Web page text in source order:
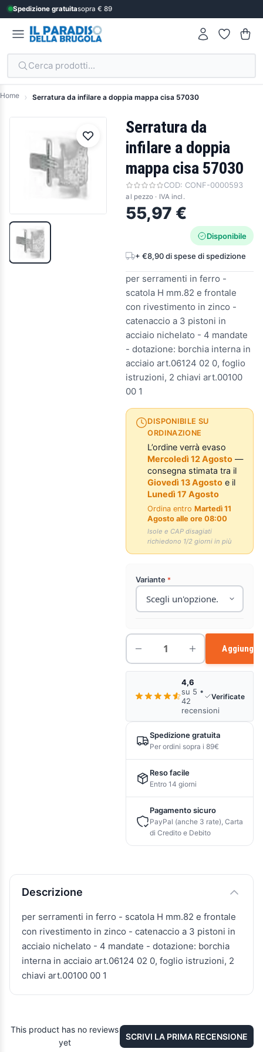
Spedizione gratuitasopra € 89
Cerca prodotti...
Home Serratura da infilare a doppia mappa cisa 57030
Serratura da
infilare a doppia
mappa cisa 57030
COD: CONF-0000593
al pezzo · IVA incl.
55,97 €
Disponibile
+ €8,90 di spese di spedizione
per serramenti in ferro -
scatola H mm.82 e frontale
con rivestimento in zinco -
catenaccio a 3 pistoni in
acciaio nichelato - 4 mandate
- dotazione: borchia interna in
acciaio art.06124 02 0, foglio
istruzioni, 2 chiavi art.00100
00 1
DISPONIBILE SU
ORDINAZIONE
L’ordine verrà evaso
Mercoledì 12 Agosto —
consegna stimata tra il
Giovedì 13 Agosto e il
Lunedì 17 Agosto
Ordina entroMartedì 11
Agosto alle ore 08:00
Isole e CAP disagiati
richiedono 1/2 giorni in più
Variante
Aggiungi
4,6
su 5 •
42
recensioni
Verificate
Spedizione gratuita
Per ordini sopra i 89€
Reso facile
Entro 14 giorni
Pagamento sicuro
PayPal (anche 3 rate), Carta
di Credito e Debito
Descrizione e caratteristiche
Descrizione
per serramenti in ferro - scatola H mm.82 e frontale
con rivestimento in zinco - catenaccio a 3 pistoni in
acciaio nichelato - 4 mandate - dotazione: borchia
interna in acciaio art.06124 02 0, foglio istruzioni, 2
chiavi art.00100 00 1
This product has no reviews
yet
SCRIVI LA PRIMA RECENSIONE